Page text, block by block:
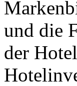
und die
der